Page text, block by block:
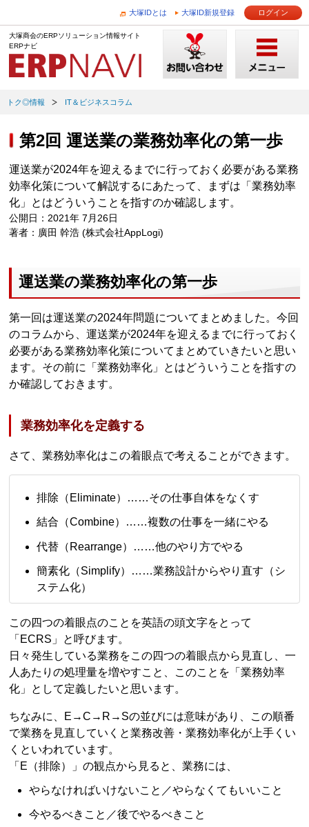
大塚IDとは 大塚ID新規登録 ログイン
大塚商会のERPソリューション情報サイト
ERPナビ
トク◎情報 IT＆ビジネスコラム
第2回 運送業の業務効率化の第一歩
運送業が2024年を迎えるまでに行っておく必要がある業務
効率化策について解説するにあたって、まずは「業務効率
化」とはどういうことを指すのか確認します。
公開日：2021年 7月26日
著者：廣田 幹浩 (株式会社AppLogi)
運送業の業務効率化の第一歩
第一回は運送業の2024年問題についてまとめました。今回
のコラムから、運送業が2024年を迎えるまでに行っておく
必要がある業務効率化策についてまとめていきたいと思い
ます。その前に「業務効率化」とはどういうことを指すの
か確認しておきます。
業務効率化を定義する
さて、業務効率化はこの着眼点で考えることができます。
排除（Eliminate）……その仕事自体をなくす
結合（Combine）……複数の仕事を一緒にやる
代替（Rearrange）……他のやり方でやる
簡素化（Simplify）……業務設計からやり直す（シ
ステム化）
この四つの着眼点のことを英語の頭文字をとって
「ECRS」と呼びます。
日々発生している業務をこの四つの着眼点から見直し、一
人あたりの処理量を増やすこと、このことを「業務効率
化」として定義したいと思います。
ちなみに、E→C→R→Sの並びには意味があり、この順番
で業務を見直していくと業務改善・業務効率化が上手くい
くといわれています。
「E（排除）」の観点から見ると、業務には、
やらなければいけないこと／やらなくてもいいこと
今やるべきこと／後でやるべきこと